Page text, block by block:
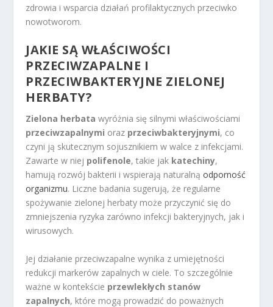
zdrowia i wsparcia działań profilaktycznych przeciwko
nowotworom.
JAKIE SĄ WŁAŚCIWOŚCI
PRZECIWZAPALNE I
PRZECIWBAKTERYJNE ZIELONEJ
HERBATY?
Zielona herbata wyróżnia się silnymi właściwościami
przeciwzapalnymi oraz przeciwbakteryjnymi, co
czyni ją skutecznym sojusznikiem w walce z infekcjami.
Zawarte w niej polifenole, takie jak katechiny,
hamują rozwój bakterii i wspierają naturalnąodporność
organizmu. Liczne badania sugerują, że regularne
spożywanie zielonej herbaty może przyczynić się do
zmniejszenia ryzyka zarówno infekcji bakteryjnych, jak i
wirusowych.
Jej działanie przeciwzapalne wynika z umiejętności
redukcji markerów zapalnych w ciele. To szczególnie
ważne w kontekście przewlekłych stanów
zapalnych, które mogą prowadzić do poważnych